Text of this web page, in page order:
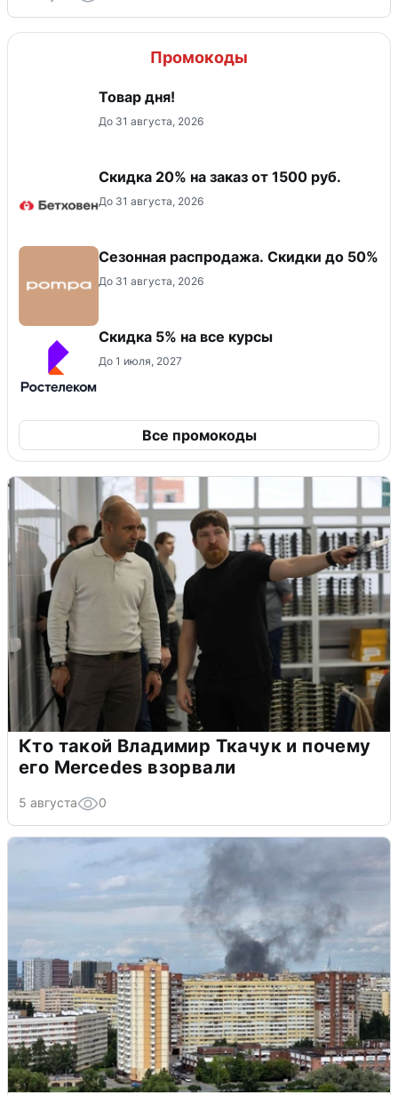
Промокоды
Товар дня!
До 31 августа, 2026
Скидка 20% на заказ от 1500 руб.
До 31 августа, 2026
Сезонная распродажа. Скидки до 50%
До 31 августа, 2026
Скидка 5% на все курсы
До 1 июля, 2027
Все промокоды
Кто такой Владимир Ткачук и почему
его Mercedes взорвали
5 августа 0